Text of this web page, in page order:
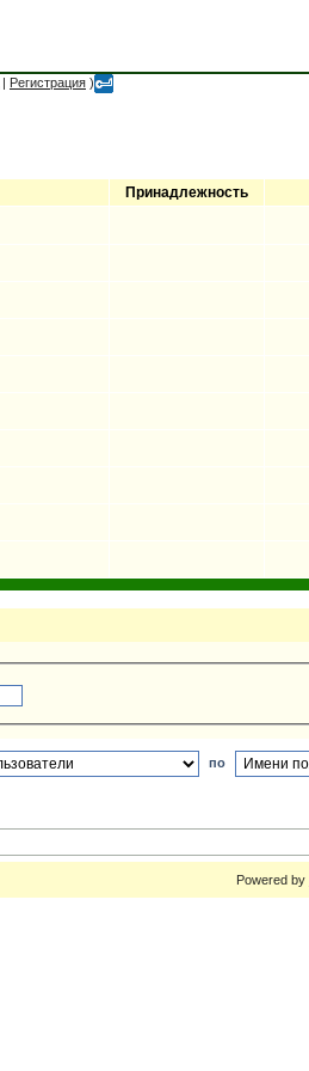
| Регистрация )
Принадлежность
по
Powered by